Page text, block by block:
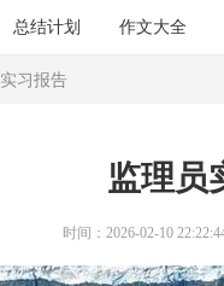
总结计划 作文大全
实习报告
监理员
时间：2026-02-10